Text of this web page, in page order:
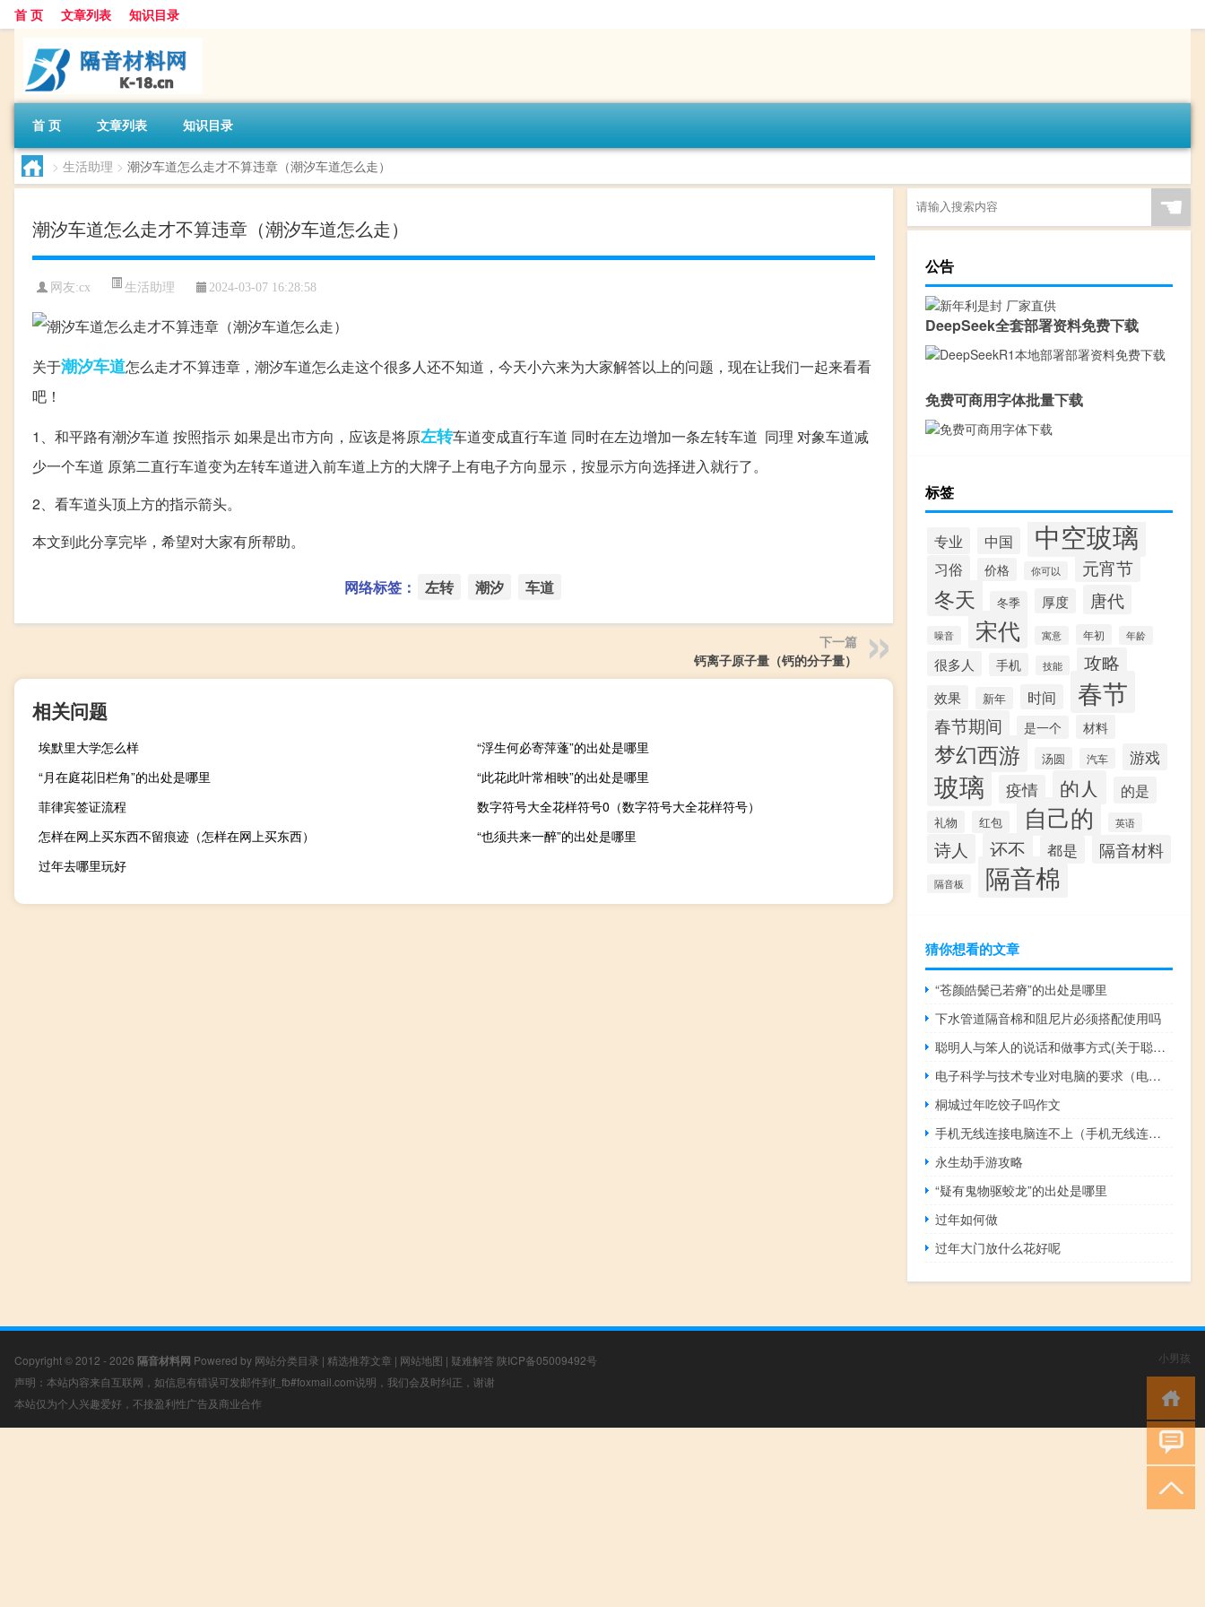
首 页 文章列表 知识目录
首 页 文章列表 知识目录
> 生活助理 > 潮汐车道怎么走才不算违章（潮汐车道怎么走）
潮汐车道怎么走才不算违章（潮汐车道怎么走）
网友:cx 生活助理 2024-03-07 16:28:58
关于潮汐车道怎么走才不算违章，潮汐车道怎么走这个很多人还不知道，今天小六来为大家解答以上的问题，现在让我们一起来看看
吧！
1、和平路有潮汐车道 按照指示 如果是出市方向，应该是将原左转车道变成直行车道 同时在左边增加一条左转车道 同理 对象车道减
少一个车道 原第二直行车道变为左转车道进入前车道上方的大牌子上有电子方向显示，按显示方向选择进入就行了。
2、看车道头顶上方的指示箭头。
本文到此分享完毕，希望对大家有所帮助。
网络标签： 左转 潮汐 车道
下一篇
钙离子原子量（钙的分子量）
相关问题
埃默里大学怎么样
“浮生何必寄萍蓬”的出处是哪里
“月在庭花旧栏角”的出处是哪里
“此花此叶常相映”的出处是哪里
菲律宾签证流程
数字符号大全花样符号0（数字符号大全花样符号）
怎样在网上买东西不留痕迹（怎样在网上买东西）
“也须共来一醉”的出处是哪里
过年去哪里玩好
☚
公告
DeepSeek全套部署资料免费下载
免费可商用字体批量下载
标签
专业 中国 中空玻璃
习俗 价格 你可以 元宵节
冬天 冬季 厚度 唐代
噪音 宋代 寓意 年初 年龄
很多人 手机 技能 攻略
效果 新年 时间 春节
春节期间 是一个 材料
梦幻西游 汤圆 汽车 游戏
玻璃 疫情 的人 的是
礼物 红包 自己的 英语
诗人 还不 都是 隔音材料
隔音板 隔音棉
猜你想看的文章
“苍颜皓鬓已若瘠”的出处是哪里
下水管道隔音棉和阻尼片必须搭配使用吗
聪明人与笨人的说话和做事方式(关于聪明人与笨人的说话和做事方式简述)
电子科学与技术专业对电脑的要求（电子科学与技术专业）
桐城过年吃饺子吗作文
手机无线连接电脑连不上（手机无线连接电脑）
永生劫手游攻略
“疑有鬼物驱蛟龙”的出处是哪里
过年如何做
过年大门放什么花好呢
Copyright © 2012 - 2026 隔音材料网 Powered by 网站分类目录 | 精选推荐文章 | 网站地图 | 疑难解答 陕ICP备05009492号
声明：本站内容来自互联网，如信息有错误可发邮件到f_fb#foxmail.com说明，我们会及时纠正，谢谢
本站仅为个人兴趣爱好，不接盈利性广告及商业合作
小男孩